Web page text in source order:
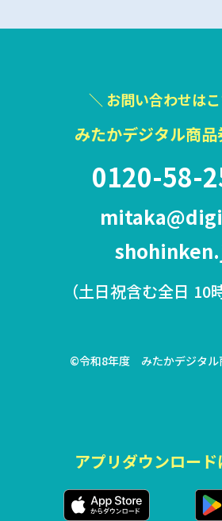
＼ お問い合わせは
みたかデジタル商
0120-58-
（土日祝含む全日 10
©令和8年度 みたかデジタル
アプリダウンロード